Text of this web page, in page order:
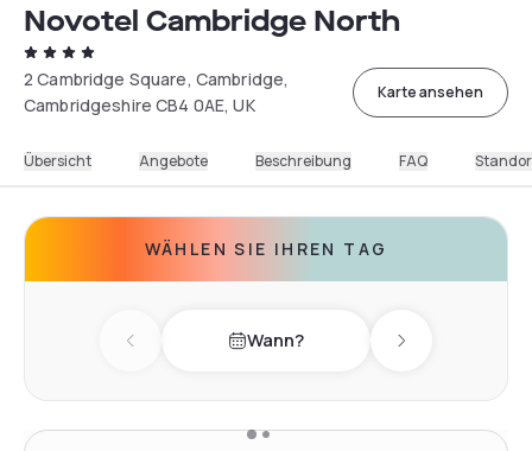
Novotel Cambridge North
2 Cambridge Square, Cambridge,
Cambridgeshire CB4 0AE, UK
Karte ansehen
Übersicht Angebote Beschreibung FAQ
WÄHLEN SIE IHREN TAG
Previous day Wann? Next day